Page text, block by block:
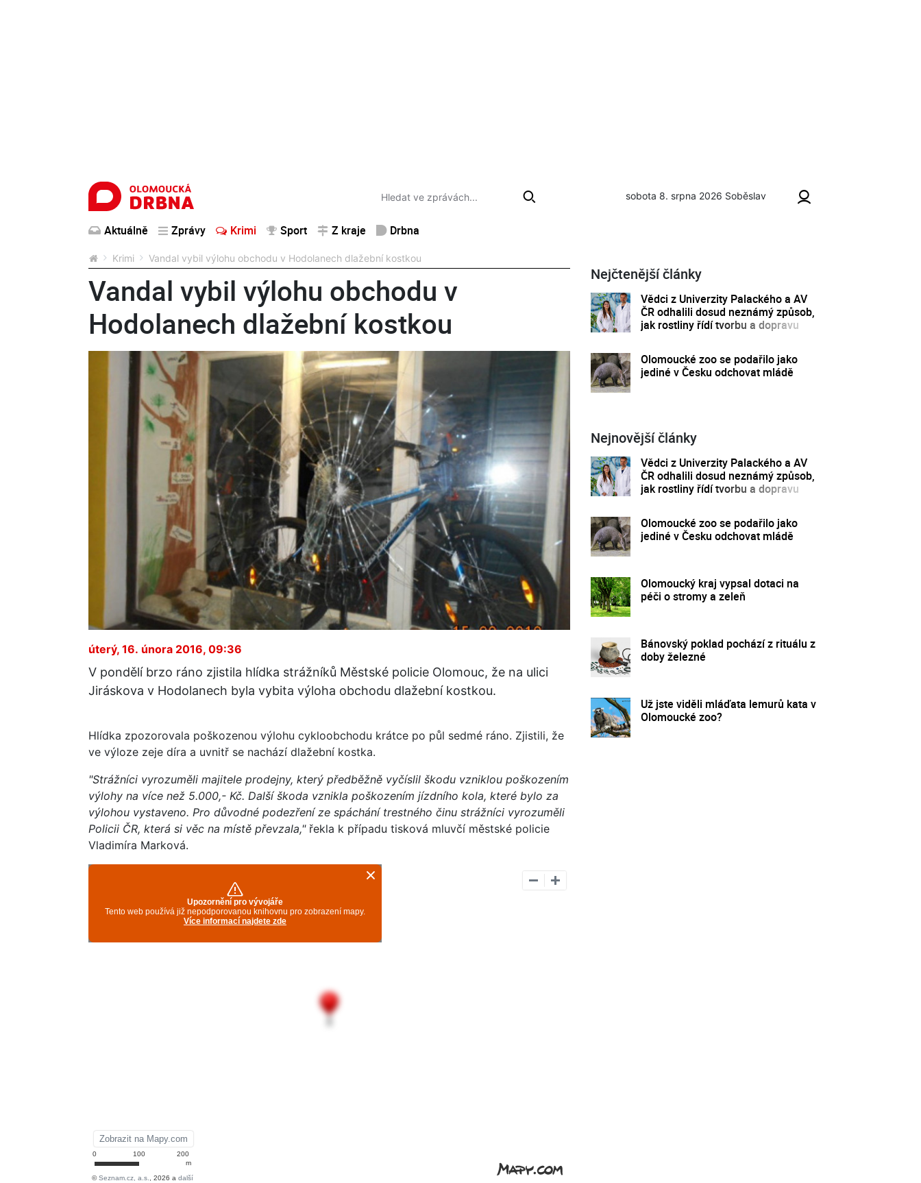
sobota 8. srpna 2026 Soběslav
Aktuálně Zprávy Krimi Sport Z kraje Drbna
Krimi Vandal vybil výlohu obchodu v Hodolanech dlažební kostkou
Vandal vybil výlohu obchodu v
Hodolanech dlažební kostkou
úterý, 16. února 2016, 09:36
V pondělí brzo ráno zjistila hlídka strážníků Městské policie Olomouc, že na ulici
Jiráskova v Hodolanech byla vybita výloha obchodu dlažební kostkou.
Hlídka zpozorovala poškozenou výlohu cykloobchodu krátce po půl sedmé ráno. Zjistili, že
ve výloze zeje díra a uvnitř se nachází dlažební kostka.
"Strážníci vyrozuměli majitele prodejny, který předběžně vyčíslil škodu vzniklou poškozením
výlohy na více než 5.000,- Kč. Další škoda vznikla poškozením jízdního kola, které bylo za
výlohou vystaveno. Pro důvodné podezření ze spáchání trestného činu strážníci vyrozuměli
Policii ČR, která si věc na místě převzala," řekla k případu tisková mluvčí městské policie
Vladimíra Marková.
Nejčtenější články
Vědci z Univerzity Palackého a AV
ČR odhalili dosud neznámý způsob,
jak rostliny řídí tvorbu a dopravu
Olomoucké zoo se podařilo jako
jediné v Česku odchovat mládě
Nejnovější články
Vědci z Univerzity Palackého a AV
ČR odhalili dosud neznámý způsob,
jak rostliny řídí tvorbu a dopravu
Olomoucké zoo se podařilo jako
jediné v Česku odchovat mládě
Olomoucký kraj vypsal dotaci na
péči o stromy a zeleň
Bánovský poklad pochází z rituálu z
doby železné
Už jste viděli mláďata lemurů kata v
Olomoucké zoo?